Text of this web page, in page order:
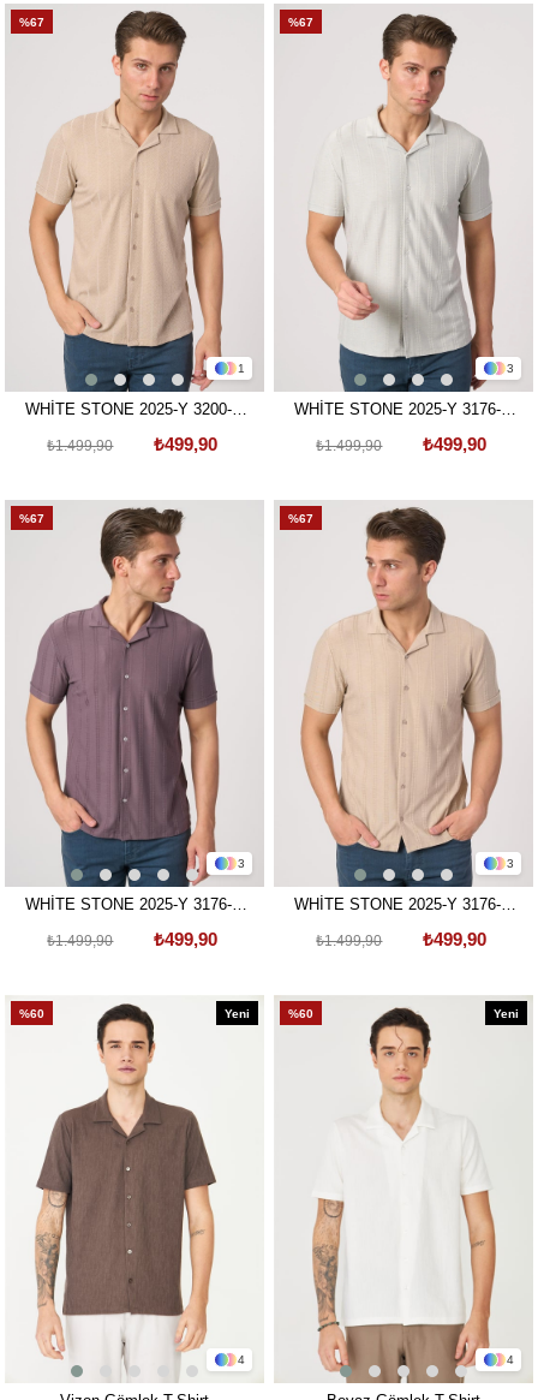
1
%67
WHİTE STONE 2025-Y 3200-G
₺499,90
₺1.499,90
3
%67
WHİTE STONE 2025-Y 3176-G
₺499,90
₺1.499,90
3
%67
WHİTE STONE 2025-Y 3176-G
₺499,90
₺1.499,90
3
%67
WHİTE STONE 2025-Y 3176-G
₺499,90
₺1.499,90
4
%60
Yeni
4
%60
Yeni